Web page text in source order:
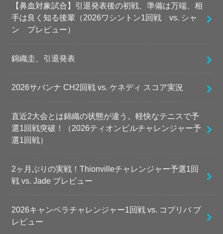
【鼻血対象試合】引退発表後の初戦、準備は万端、相
手は良く知る後輩（2026ワシントン1回戦 vs. シャ
ン プレビュー）
錦織圭、引退発表
2026サバンナ CH2回戦 vs. ケネディ スコア実況
直近2大会とは錦織の状態が違う。軽快なテニスで予
選1回戦突破！（2026ティオンビルチャレンジャー予
選1回戦）
2ヶ月ぶりの実戦！Thionvilleチャレンジャー予選1回
戦 vs. Jade プレビュー
2026キャンベラチャレンジャー1回戦 vs. コプリバ プ
レビュー